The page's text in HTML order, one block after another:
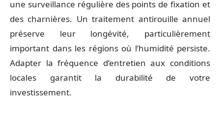
une surveillance régulière des points de fixation et
des charnières. Un traitement antirouille annuel
préserve leur longévité, particulièrement
important dans les régions où l’humidité persiste.
Adapter la fréquence d’entretien aux conditions
locales garantit la durabilité de votre
investissement.